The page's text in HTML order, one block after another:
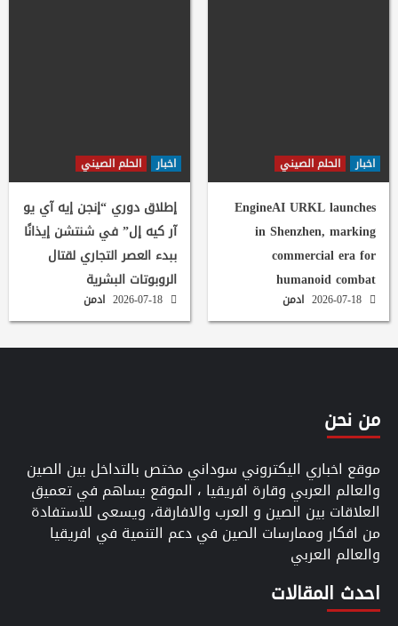
اخبار الحلم الصيني
EngineAI URKL launches
in Shenzhen, marking
commercial era for
humanoid combat
ادمن
اخبار الحلم الصيني
إطلاق دوري “إنجن إيه آي يو
آر كيه إل” في شنتشن إيذانًا
ببدء العصر التجاري لقتال
الروبوتات البشرية
ادمن
من نحن
موقع اخباري اليكتروني سوداني مختص بالتداخل بين الصين
والعالم العربي وقارة افريقيا ، الموقع يساهم في تعميق
العلاقات بين الصين و العرب والافارقة، ويسعى للاستفادة
من افكار وممارسات الصين في دعم التنمية في افريقيا
والعالم العربي
احدث المقالات